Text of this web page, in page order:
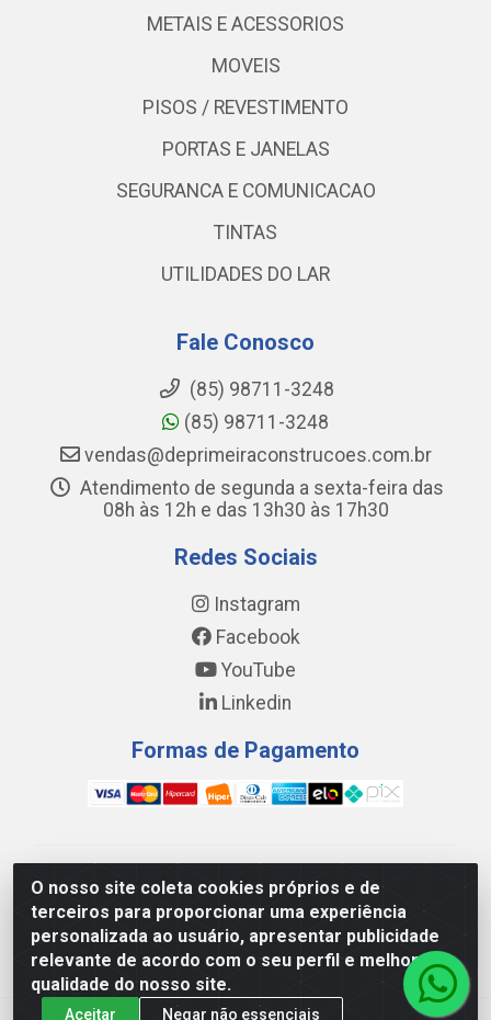
O nosso site coleta cookies próprios e de
terceiros para proporcionar uma experiência
personalizada ao usuário, apresentar publicidade
relevante de acordo com o seu perfil e melhorar a
qualidade do nosso site.
Aceitar Negar não essenciais
METAIS E ACESSORIOS
MOVEIS
PISOS / REVESTIMENTO
PORTAS E JANELAS
SEGURANCA E COMUNICACAO
TINTAS
UTILIDADES DO LAR
Fale Conosco
(85) 98711-3248
(85) 98711-3248
vendas@deprimeiraconstrucoes.com.br
Atendimento de segunda a sexta-feira das
08h às 12h e das 13h30 às 17h30
Redes Sociais
Instagram
Facebook
YouTube
Linkedin
Formas de Pagamento
WING DISTRIBUIDORA COMÉRCIO E LOGÍSTICA DE
MATERIAL DE CONSTRUÇÕES LTDA - AV. DA
INTEGRAÇÃO, 790 - PATRÍCIA GOMES, CAUCAIA/CE -
CEP 61.604-505 - CNPJ 17.523.384/0001-20